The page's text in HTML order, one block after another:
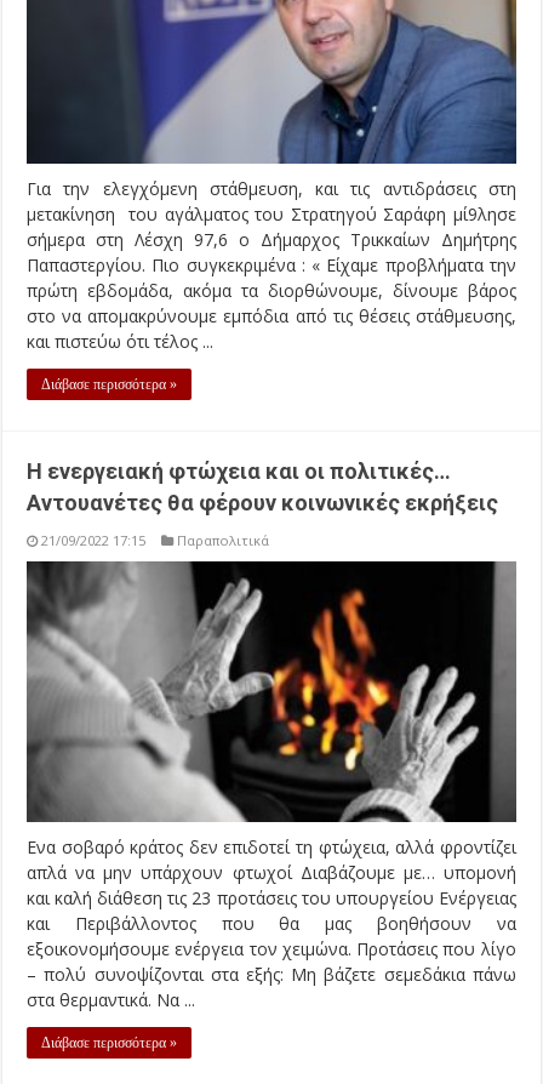
Για την ελεγχόμενη στάθμευση, και τις αντιδράσεις στη
μετακίνηση του αγάλματος του Στρατηγού Σαράφη μί9λησε
σήμερα στη Λέσχη 97,6 ο Δήμαρχος Τρικκαίων Δημήτρης
Παπαστεργίου. Πιο συγκεκριμένα : « Είχαμε προβλήματα την
πρώτη εβδομάδα, ακόμα τα διορθώνουμε, δίνουμε βάρος
στο να απομακρύνουμε εμπόδια από τις θέσεις στάθμευσης,
και πιστεύω ότι τέλος ...
Διάβασε περισσότερα »
Η ενεργειακή φτώχεια και οι πολιτικές…
Αντουανέτες θα φέρουν κοινωνικές εκρήξεις
21/09/2022 17:15 Παραπολιτικά
Ενα σοβαρό κράτος δεν επιδοτεί τη φτώχεια, αλλά φροντίζει
απλά να μην υπάρχουν φτωχοί Διαβάζουμε με… υπομονή
και καλή διάθεση τις 23 προτάσεις του υπουργείου Ενέργειας
και Περιβάλλοντος που θα μας βοηθήσουν να
εξοικονομήσουμε ενέργεια τον χειμώνα. Προτάσεις που λίγο
– πολύ συνοψίζονται στα εξής: Μη βάζετε σεμεδάκια πάνω
στα θερμαντικά. Να ...
Διάβασε περισσότερα »